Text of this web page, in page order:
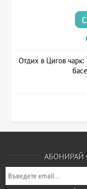
Отдих в Цигов
АБОНИРАЙ